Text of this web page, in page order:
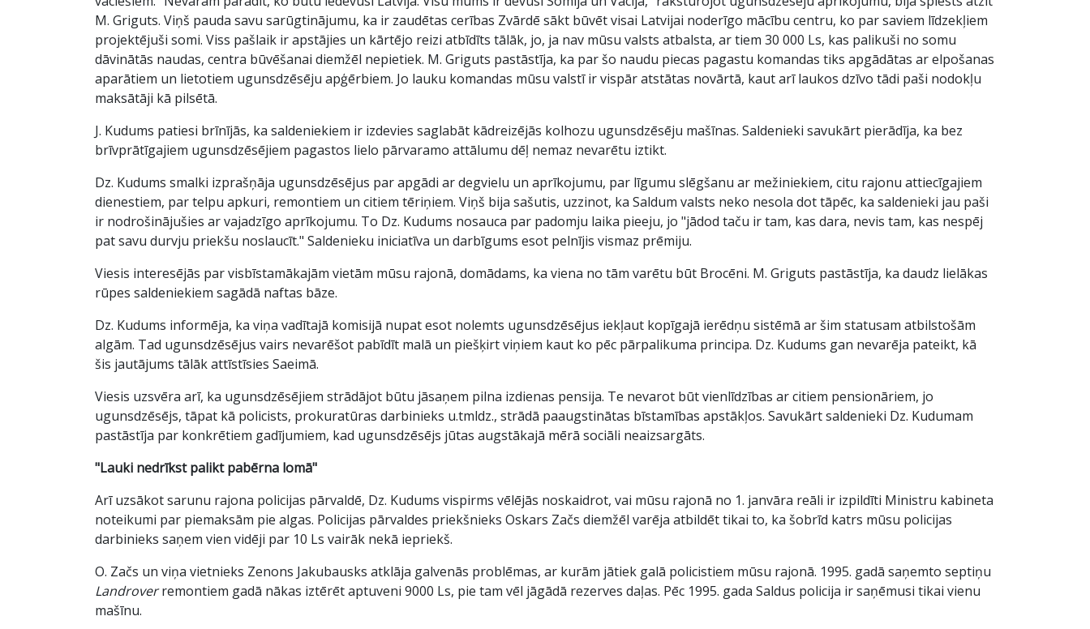
M. Griguts. Viņš pauda savu sarūgtinājumu, ka ir zaudētas cerības Zvārdē sākt būvēt visai Latvijai noderīgo mācību centru, ko par saviem līdzekļiem
projektējuši somi. Viss pašlaik ir apstājies un kārtējo reizi atbīdīts tālāk, jo, ja nav mūsu valsts atbalsta, ar tiem 30 000 Ls, kas palikuši no somu
dāvinātās naudas, centra būvēšanai diemžēl nepietiek. M. Griguts pastāstīja, ka par šo naudu piecas pagastu komandas tiks apgādātas ar elpošanas
aparātiem un lietotiem ugunsdzēsēju apģērbiem. Jo lauku komandas mūsu valstī ir vispār atstātas novārtā, kaut arī laukos dzīvo tādi paši nodokļu
maksātāji kā pilsētā.
J. Kudums patiesi brīnījās, ka saldeniekiem ir izdevies saglabāt kādreizējās kolhozu ugunsdzēsēju mašīnas. Saldenieki savukārt pierādīja, ka bez
brīvprātīgajiem ugunsdzēsējiem pagastos lielo pārvaramo attālumu dēļ nemaz nevarētu iztikt.
Dz. Kudums smalki izprašņāja ugunsdzēsējus par apgādi ar degvielu un aprīkojumu, par līgumu slēgšanu ar mežiniekiem, citu rajonu attiecīgajiem
dienestiem, par telpu apkuri, remontiem un citiem tēriņiem. Viņš bija sašutis, uzzinot, ka Saldum valsts neko nesola dot tāpēc, ka saldenieki jau paši
ir nodrošinājušies ar vajadzīgo aprīkojumu. To Dz. Kudums nosauca par padomju laika pieeju, jo "jādod taču ir tam, kas dara, nevis tam, kas nespēj
pat savu durvju priekšu noslaucīt." Saldenieku iniciatīva un darbīgums esot pelnījis vismaz prēmiju.
Viesis interesējās par visbīstamākajām vietām mūsu rajonā, domādams, ka viena no tām varētu būt Brocēni. M. Griguts pastāstīja, ka daudz lielākas
rūpes saldeniekiem sagādā naftas bāze.
Dz. Kudums informēja, ka viņa vadītajā komisijā nupat esot nolemts ugunsdzēsējus iekļaut kopīgajā ierēdņu sistēmā ar šim statusam atbilstošām
algām. Tad ugunsdzēsējus vairs nevarēšot pabīdīt malā un piešķirt viņiem kaut ko pēc pārpalikuma principa. Dz. Kudums gan nevarēja pateikt, kā
šis jautājums tālāk attīstīsies Saeimā.
Viesis uzsvēra arī, ka ugunsdzēsējiem strādājot būtu jāsaņem pilna izdienas pensija. Te nevarot būt vienlīdzības ar citiem pensionāriem, jo
ugunsdzēsējs, tāpat kā policists, prokuratūras darbinieks u.tmldz., strādā paaugstinātas bīstamības apstākļos. Savukārt saldenieki Dz. Kudumam
pastāstīja par konkrētiem gadījumiem, kad ugunsdzēsējs jūtas augstākajā mērā sociāli neaizsargāts.
"Lauki nedrīkst palikt pabērna lomā"
Arī uzsākot sarunu rajona policijas pārvaldē, Dz. Kudums vispirms vēlējās noskaidrot, vai mūsu rajonā no 1. janvāra reāli ir izpildīti Ministru kabineta
noteikumi par piemaksām pie algas. Policijas pārvaldes priekšnieks Oskars Začs diemžēl varēja atbildēt tikai to, ka šobrīd katrs mūsu policijas
darbinieks saņem vien vidēji par 10 Ls vairāk nekā iepriekš.
O. Začs un viņa vietnieks Zenons Jakubausks atklāja galvenās problēmas, ar kurām jātiek galā policistiem mūsu rajonā. 1995. gadā saņemto septiņu
Landroverremontiem gadā nākas iztērēt aptuveni 9000 Ls, pie tam vēl jāgādā rezerves daļas. Pēc 1995. gada Saldus policija ir saņēmusi tikai vienu
mašīnu.